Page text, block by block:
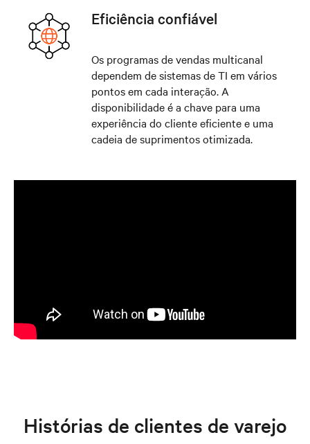
Eficiência confiável
Os programas de vendas multicanal
dependem de sistemas de TI em vários
pontos em cada interação. A
disponibilidade é a chave para uma
experiência do cliente eficiente e uma
cadeia de suprimentos otimizada.
Histórias de clientes de varejo